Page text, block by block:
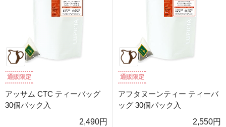
通販限定
アッサム CTC ティーバッグ
30個パック入
2,490円
通販限定
アフタヌーンティー ティーバ
ッグ 30個パック入
2,550円